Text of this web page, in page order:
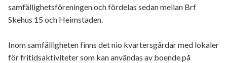
samfällighetsföreningen och fördelas sedan mellan Brf
Skehus 15 och Heimstaden.
Inom samfälligheten finns det nio kvartersgårdar med lokaler
för fritidsaktiviteter som kan användas av boende på